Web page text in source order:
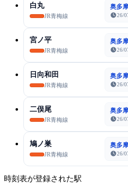
白丸
JR青梅線
奥多
26/
宮ノ平
JR青梅線
奥多
26/
日向和田
JR青梅線
奥多
26/
二俣尾
JR青梅線
奥多
26/
鳩ノ巣
JR青梅線
奥多
26/
時刻表が登録された駅